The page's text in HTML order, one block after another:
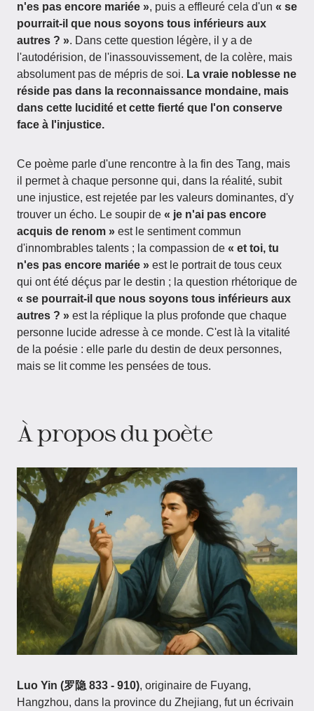
n'es pas encore mariée », puis a effleuré cela d'un « se
pourrait-il que nous soyons tous inférieurs aux
autres ? ». Dans cette question légère, il y a de
l'autodérision, de l'inassouvissement, de la colère, mais
absolument pas de mépris de soi. La vraie noblesse ne
réside pas dans la reconnaissance mondaine, mais
dans cette lucidité et cette fierté que l'on conserve
face à l'injustice.
Ce poème parle d'une rencontre à la fin des Tang, mais
il permet à chaque personne qui, dans la réalité, subit
une injustice, est rejetée par les valeurs dominantes, d'y
trouver un écho. Le soupir de « je n'ai pas encore
acquis de renom » est le sentiment commun
d'innombrables talents ; la compassion de « et toi, tu
n'es pas encore mariée » est le portrait de tous ceux
qui ont été déçus par le destin ; la question rhétorique de
« se pourrait-il que nous soyons tous inférieurs aux
autres ? » est la réplique la plus profonde que chaque
personne lucide adresse à ce monde. C'est là la vitalité
de la poésie : elle parle du destin de deux personnes,
mais se lit comme les pensées de tous.
À propos du poète
Luo Yin (罗隐 833 - 910), originaire de Fuyang,
Hangzhou, dans la province du Zhejiang, fut un écrivain